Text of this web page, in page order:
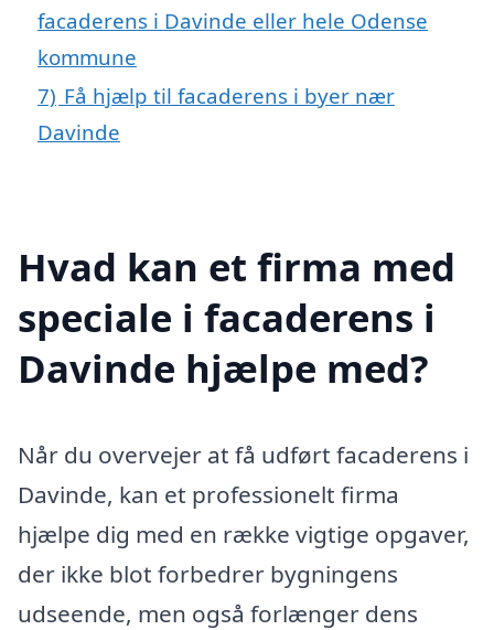
facaderens i Davinde eller hele Odense
kommune
7) Få hjælp til facaderens i byer nær
Davinde
Hvad kan et firma med
speciale i facaderens i
Davinde hjælpe med?
Når du overvejer at få udført facaderens i
Davinde, kan et professionelt firma
hjælpe dig med en række vigtige opgaver,
der ikke blot forbedrer bygningens
udseende, men også forlænger dens